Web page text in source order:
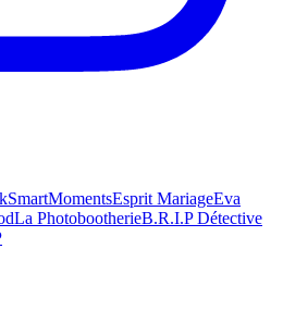
SmartMomentsEsprit MariageEva
La PhotobootherieB.R.I.P Détective